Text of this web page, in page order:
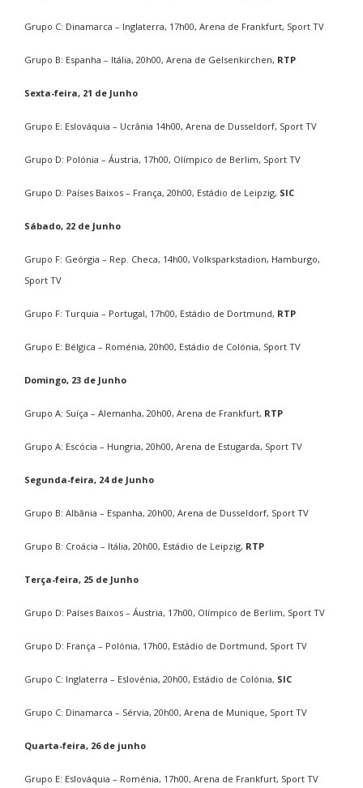
Grupo C: Dinamarca – Inglaterra, 17h00, Arena de Frankfurt, Sport TV
Grupo B: Espanha – Itália, 20h00, Arena de Gelsenkirchen, RTP
Sexta-feira, 21 de Junho
Grupo E: Eslováquia – Ucrânia 14h00, Arena de Dusseldorf, Sport TV
Grupo D: Polónia – Áustria, 17h00, Olímpico de Berlim, Sport TV
Grupo D: Países Baixos – França, 20h00, Estádio de Leipzig, SIC
Sábado, 22 de Junho
Grupo F: Geórgia – Rep. Checa, 14h00, Volksparkstadion, Hamburgo,
Sport TV
Grupo F: Turquia – Portugal, 17h00, Estádio de Dortmund, RTP
Grupo E: Bélgica – Roménia, 20h00, Estádio de Colónia, Sport TV
Domingo, 23 de Junho
Grupo A: Suíça – Alemanha, 20h00, Arena de Frankfurt, RTP
Grupo A: Escócia – Hungria, 20h00, Arena de Estugarda, Sport TV
Segunda-feira, 24 de Junho
Grupo B: Albânia – Espanha, 20h00, Arena de Dusseldorf, Sport TV
Grupo B: Croácia – Itália, 20h00, Estádio de Leipzig, RTP
Terça-feira, 25 de Junho
Grupo D: Países Baixos – Áustria, 17h00, Olímpico de Berlim, Sport TV
Grupo D: França – Polónia, 17h00, Estádio de Dortmund, Sport TV
Grupo C: Inglaterra – Eslovénia, 20h00, Estádio de Colónia, SIC
Grupo C: Dinamarca – Sérvia, 20h00, Arena de Munique, Sport TV
Quarta-feira, 26 de junho
Grupo E: Eslováquia – Roménia, 17h00, Arena de Frankfurt, Sport TV